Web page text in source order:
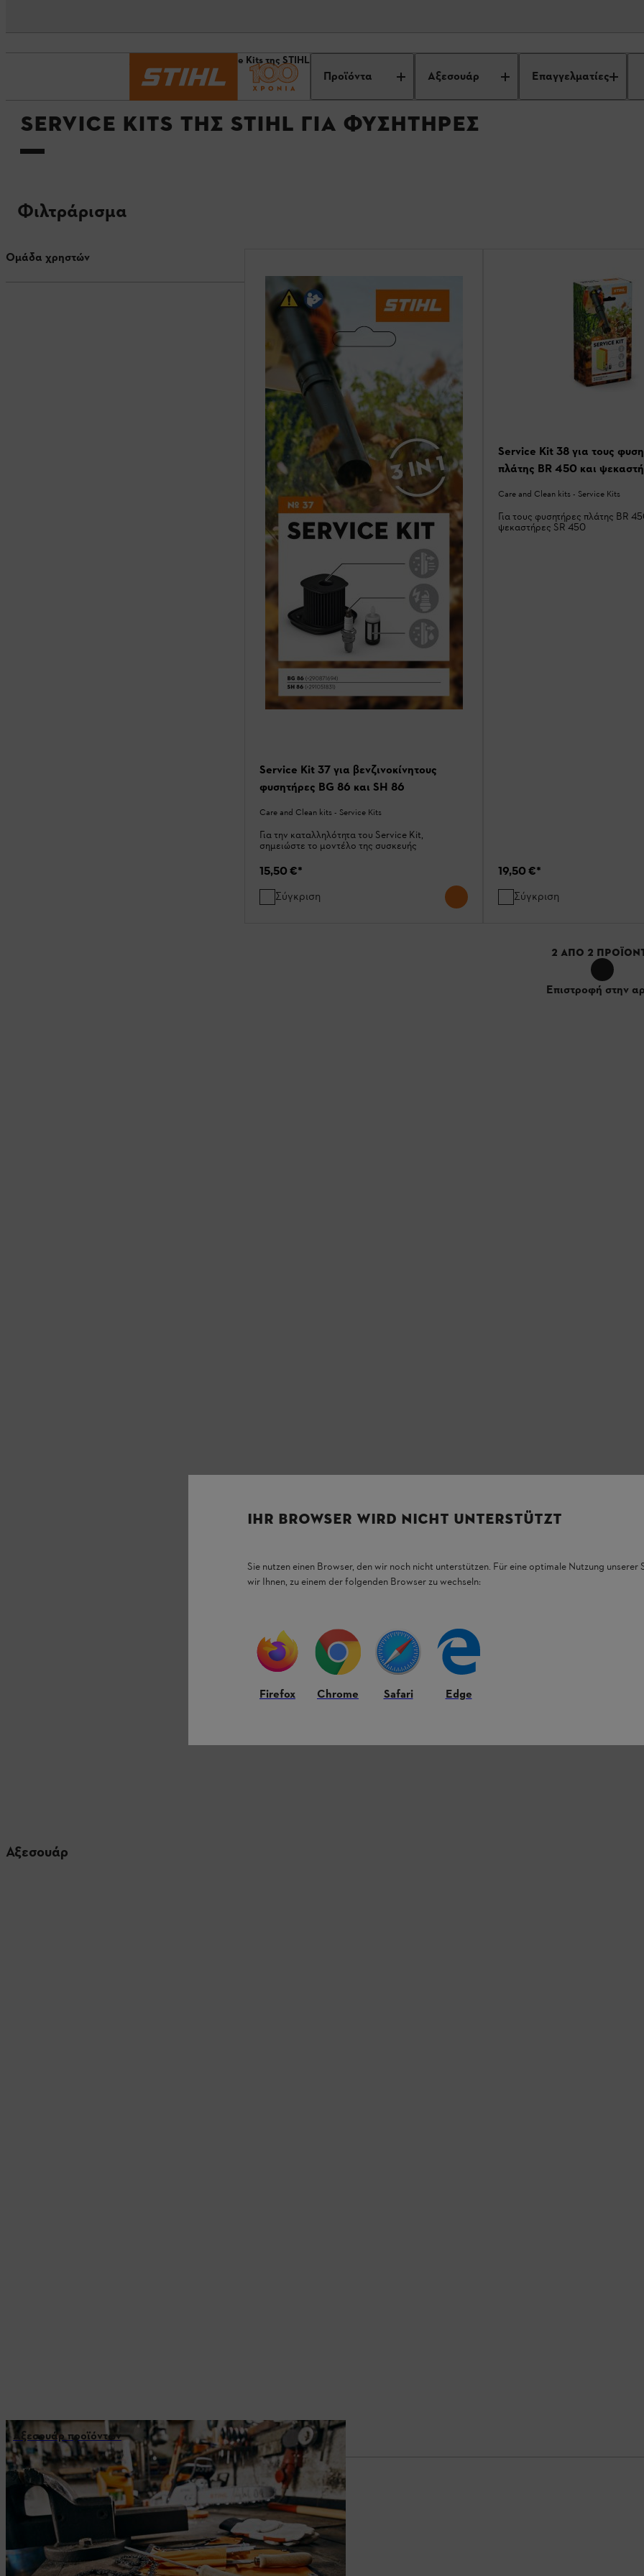
Προϊόντα Αξεσουάρ Επαγγελματίες
Service Kits της STIHL για φυσητήρες
SERVICE KITS ΤΗΣ STIHL ΓΙΑ ΦΥΣΗΤΉΡΕΣ
Φιλτράρισμα
Ομάδα χρηστών
Service Kit 37 για βενζινοκίνητους
φυσητήρες BG 86 και SH 86
Care and Clean kits - Service Kits
Για την καταλληλότητα του Service Kit,
σημειώστε το μοντέλο της συσκευής
15,50 €*
Σύγκριση
Service Kit 38 για τους
πλάτης BR 450 και
Care and Clean kits - Service Kits
Για τους φυσητήρες πλάτης BR
ψεκαστήρες SR 450
19,50 €*
Σύγκριση
2 ΑΠΌ 2
Επιστροφή στην
Αξεσουάρ
Αξεσουάρ προϊόντων
IHR BROWSER WIRD NICHT UNTERSTÜTZT
Sie nutzen einen Browser, den wir noch nicht unterstützen. Für eine optimale Nutzung unserer
wir Ihnen, zu einem der folgenden Browser zu wechseln:
Firefox Chrome Safari Edge